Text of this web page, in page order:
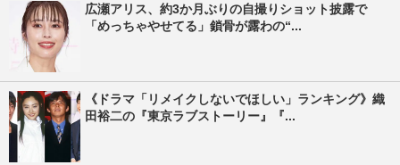
広瀬アリス、約3か月ぶりの自撮りショット披露で
「めっちゃやせてる」鎖骨が露わの“...
《ドラマ「リメイクしないでほしい」ランキング》織
田裕二の『東京ラブストーリー』『...